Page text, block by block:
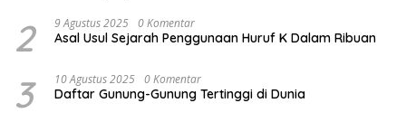
2 9 Agustus 2025 0 Komentar
Asal Usul Sejarah Penggunaan Huruf K Dalam Ribuan
3 10 Agustus 2025 0 Komentar
Daftar Gunung-Gunung Tertinggi di Dunia